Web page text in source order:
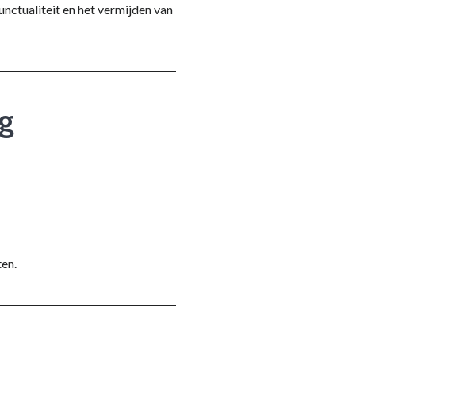
en het vermijden van